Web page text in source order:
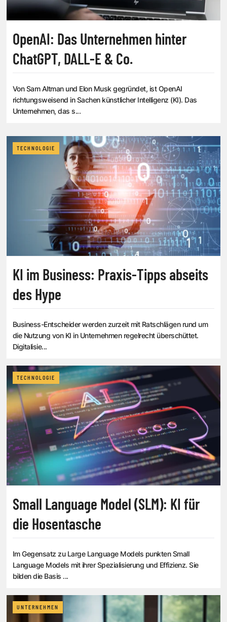
OpenAI: Das Unternehmen hinter
ChatGPT, DALL-E & Co.
Von Sam Altman und Elon Musk gegründet, ist OpenAI
richtungsweisend in Sachen künstlicher Intelligenz (KI). Das
Unternehmen, das s...
TECHNOLOGIE
KI im Business: Praxis-Tipps abseits
des Hype
Business-Entscheider werden zurzeit mit Ratschlägen rund um
die Nutzung von KI in Unternehmen regelrecht überschüttet.
Digitalisie...
TECHNOLOGIE
Small Language Model (SLM): KI für
die Hosentasche
Im Gegensatz zu Large Language Models punkten Small
Language Models mit ihrer Spezialisierung und Effizienz. Sie
bilden die Basis ...
UNTERNEHMEN